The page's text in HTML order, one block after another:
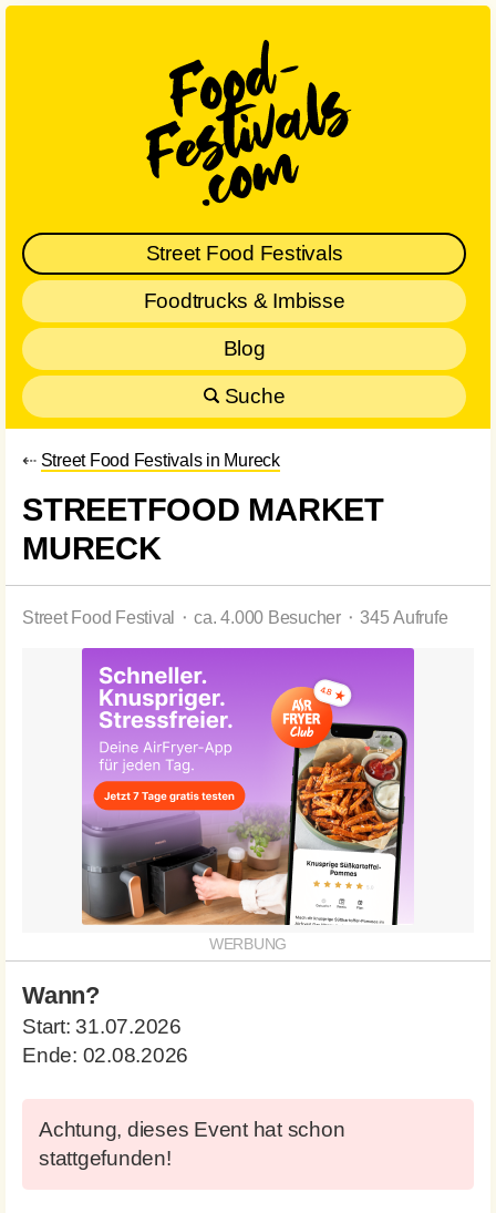
Street Food Festivals
Foodtrucks & Imbisse
Blog
Suche
⇠ Street Food Festivals in Mureck
STREETFOOD MARKET
MURECK
Street Food Festival ⬝ ca. 4.000 Besucher ⬝ 345 Aufrufe
Wann?
Start:31.07.2026
Ende: 02.08.2026
Achtung, dieses Event hat schon
stattgefunden!